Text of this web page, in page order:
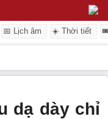
📅 Lịch âm ☀️ Thời tiết
dạ dày chỉ